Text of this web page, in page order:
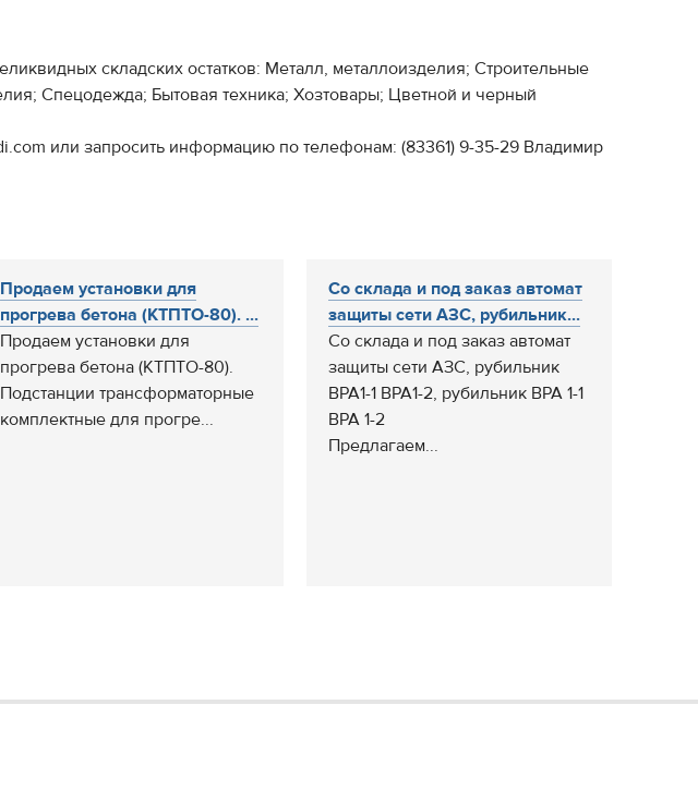
складских остатков: Металл, металлоизделия; Строительные
Спецодежда; Бытовая техника; Хозтовары; Цветной и черный
или запросить информацию по телефонам: (83361) 9-35-29 Владимир
Продаем установки для
прогрева бетона (КТПТО-80). ...
Продаем установки для
прогрева бетона (КТПТО-80).
Подстанции трансформаторные
комплектные для прогре...
Со склада и под заказ автомат
защиты сети АЗС, рубильник...
Со склада и под заказ автомат
защиты сети АЗС, рубильник
ВРА1-1 ВРА1-2, рубильник ВРА 1-1
ВРА 1-2
Предлагаем...